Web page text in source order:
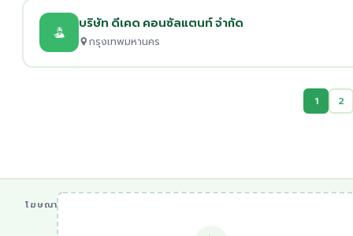
บริษัท ดีเคด คอนซัลแตนท์ จำกัด
กรุงเทพมหานคร
1 2
โฆษณา